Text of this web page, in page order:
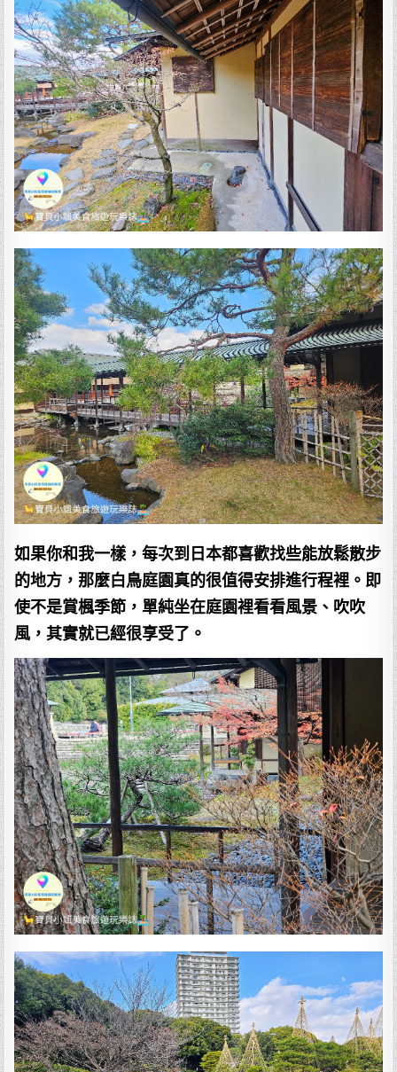
如果你和我一樣，每次到日本都喜歡找些能放鬆散步
的地方，那麼白鳥庭園真的很值得安排進行程裡。即
使不是賞楓季節，單純坐在庭園裡看看風景、吹吹
風，其實就已經很享受了。